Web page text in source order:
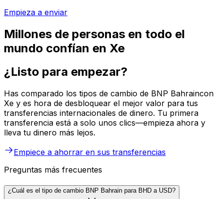
Empieza a enviar
Millones de personas en todo el
mundo confían en Xe
¿Listo para empezar?
Has comparado los tipos de cambio de BNP Bahraincon
Xe y es hora de desbloquear el mejor valor para tus
transferencias internacionales de dinero. Tu primera
transferencia está a solo unos clics—empieza ahora y
lleva tu dinero más lejos.
Empiece a ahorrar en sus transferencias
Preguntas más frecuentes
¿Cuál es el tipo de cambio BNP Bahrain para BHD a USD?